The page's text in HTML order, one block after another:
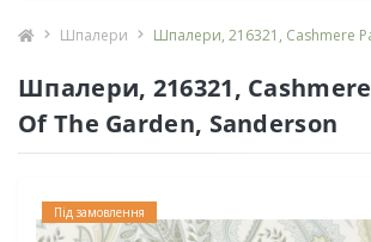
Шпалери Шпалери, 216321, Cashmere
Шпалери, 216321,
Of The Garden, Sanderson
Під замовлення